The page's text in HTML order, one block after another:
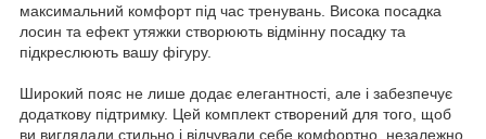
максимальний комфорт під час тренувань. Висока посадка
лосин та ефект утяжки створюють відмінну посадку та
підкреслюють вашу фігуру.
Широкий пояс не лише додає елегантності, але і забезпечує
додаткову підтримку. Цей комплект створений для того, щоб
ви виглядали стильно і відчували себе комфортно, незалежно